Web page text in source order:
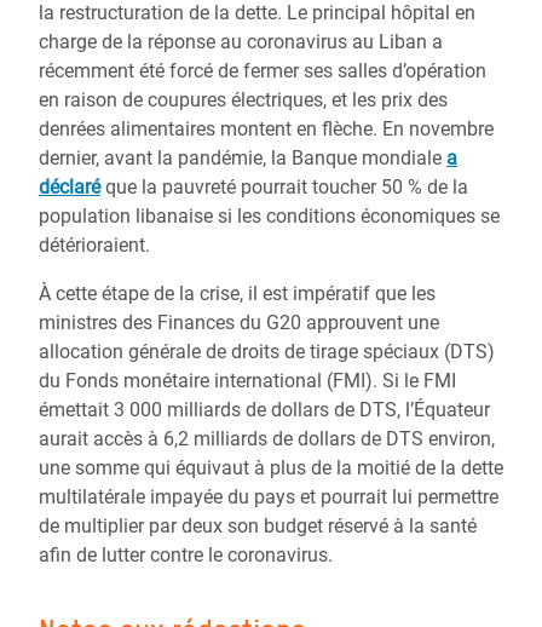
la restructuration de la dette. Le principal hôpital en
charge de la réponse au coronavirus au Liban a
récemment été forcé de fermer ses salles d’opération
en raison de coupures électriques, et les prix des
denrées alimentaires montent en flèche. En novembre
dernier, avant la pandémie, la Banque mondiale a
déclaréque la pauvreté pourrait toucher 50 % de la
population libanaise si les conditions économiques se
détérioraient.
À cette étape de la crise, il est impératif que les
ministres des Finances du G20 approuvent une
allocation générale de droits de tirage spéciaux (DTS)
du Fonds monétaire international (FMI). Si le FMI
émettait 3 000 milliards de dollars de DTS, l’Équateur
aurait accès à 6,2 milliards de dollars de DTS environ,
une somme qui équivaut à plus de la moitié de la dette
multilatérale impayée du pays et pourrait lui permettre
de multiplier par deux son budget réservé à la santé
afin de lutter contre le coronavirus.